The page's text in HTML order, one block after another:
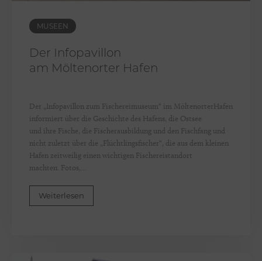
MUSEEN
Der Infopavillon
am Möltenorter Hafen
Der „Infopavillon zum Fischereimuseum“ im MöltenorterHafen
informiert über die Geschichte des Hafens, die Ostsee
und ihre Fische, die Fischerausbildung und den Fischfang und
nicht zuletzt über die „Flüchtlingsfischer“, die aus dem kleinen
Hafen zeitweilig einen wichtigen Fischereistandort
machten. Fotos,...
Weiterlesen